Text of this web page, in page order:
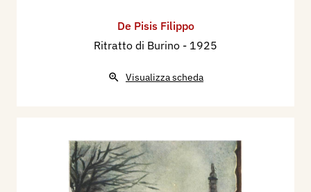
De Pisis Filippo
Ritratto di Burino - 1925
Visualizza scheda